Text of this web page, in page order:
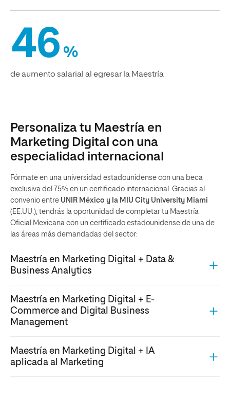
46 %
de aumento salarial al egresar la Maestría
Personaliza tu Maestría en
Marketing Digital con una
especialidad internacional
Fórmate en una universidad estadounidense con una beca
exclusiva del 75% en un certificado internacional. Gracias al
convenio entre UNIR México y la MIU City University Miami
(EE.UU.), tendrás la oportunidad de completar tu Maestría
Oficial Mexicana con un certificado estadounidense de una de
las áreas más demandadas del sector:
Maestría en Marketing Digital + Data &
Business Analytics
Maestría en Marketing Digital + E-
Commerce and Digital Business
Management
Maestría en Marketing Digital + IA
aplicada al Marketing